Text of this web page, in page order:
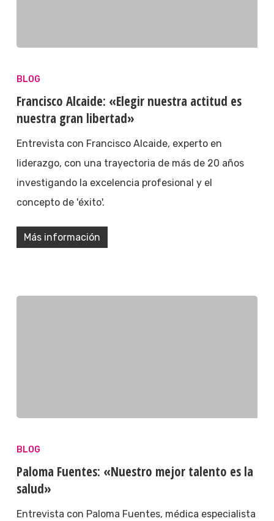
BLOG
Francisco Alcaide: «Elegir nuestra actitud es
nuestra gran libertad»
Entrevista con Francisco Alcaide, experto en
liderazgo, con una trayectoria de más de 20 años
investigando la excelencia profesional y el
concepto de 'éxito'.
Más información
BLOG
Paloma Fuentes: «Nuestro mejor talento es la
salud»
Entrevista con Paloma Fuentes, médica especialista